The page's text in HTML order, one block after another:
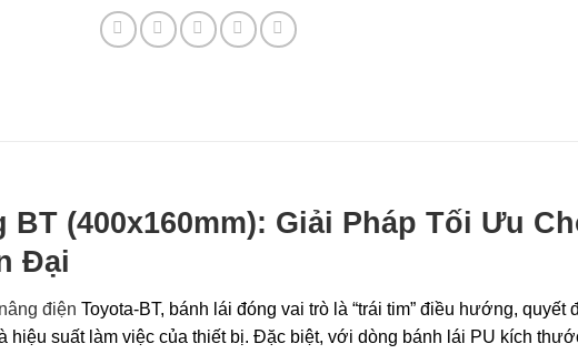
BT (400x160mm): Giải Pháp Tối Ưu
Đại
điện Toyota-BT, bánh lái đóng vai trò là “trái tim” điều hướng, quyết
hiệu suất làm việc của thiết bị. Đặc biệt, với dòng bánh lái PU kích